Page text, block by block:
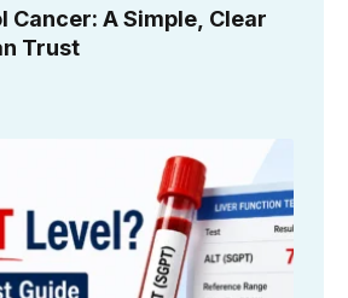
Cancer: A Simple, Clear
Trust